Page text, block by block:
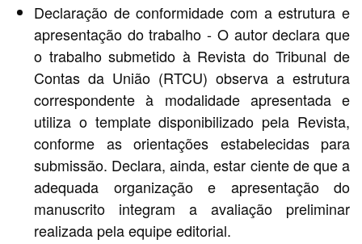
Declaração de conformidade com a estrutura e
apresentação do trabalho - O autor declara que
o trabalho submetido à Revista do Tribunal de
Contas da União (RTCU) observa a estrutura
correspondente à modalidade apresentada e
utiliza o template disponibilizado pela Revista,
conforme as orientações estabelecidas para
submissão. Declara, ainda, estar ciente de que a
adequada organização e apresentação do
manuscrito integram a avaliação preliminar
realizada pela equipe editorial.